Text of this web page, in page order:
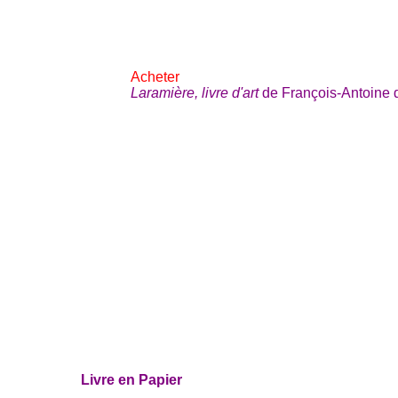
Acheter
Laramière, livre d'artde François-Antoine
Livre en Papier